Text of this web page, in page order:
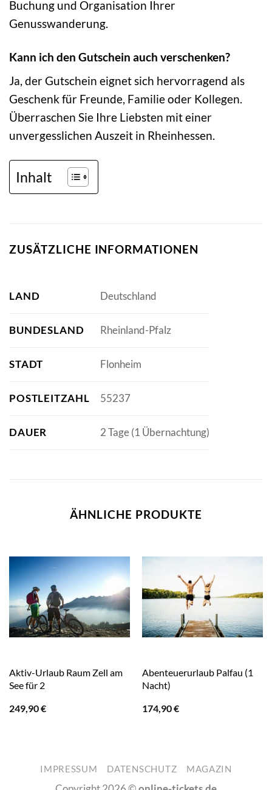
Buchung und Organisation Ihrer
Genusswanderung.
Kann ich den Gutschein auch verschenken?
Ja, der Gutschein eignet sich hervorragend als
Geschenk für Freunde, Familie oder Kollegen.
Überraschen Sie Ihre Liebsten mit einer
unvergesslichen Auszeit in Rheinhessen.
Inhalt
ZUSÄTZLICHE INFORMATIONEN
LAND Deutschland
BUNDESLAND Rheinland-Pfalz
STADT Flonheim
POSTLEITZAHL 55237
DAUER 2 Tage (1 Übernachtung)
ÄHNLICHE PRODUKTE
Aktiv-Urlaub Raum Zell am
See für 2
249,90€
Abenteuerurlaub Palfau (1
Nacht)
174,90€
IMPRESSUM DATENSCHUTZ MAGAZIN